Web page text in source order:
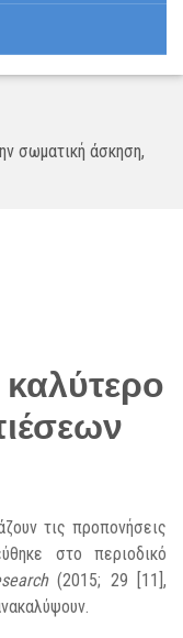
σωματική άσκηση,
καλύτερο
τις προπονήσεις
στο περιοδικό
(2015; 29 [11],